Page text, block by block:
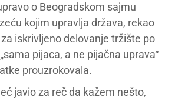
o Beogradskom sajmu
kojim upravlja država, rekao
iskrivljeno delovanje tržište po
pijaca, a ne pijačna uprava“
prouzrokovala.
javio za reč da kažem nešto,